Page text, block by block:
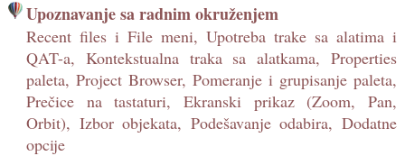
Upoznavanje sa radnim okruženjem
Recent files i File meni, Upotreba trake sa alatima i
QAT-a, Kontekstualna traka sa alatkama, Properties
paleta, Project Browser, Pomeranje i grupisanje paleta,
Prečice na tastaturi, Ekranski prikaz (Zoom, Pan,
Orbit), Izbor objekata, Podešavanje odabira, Dodatne
opcije